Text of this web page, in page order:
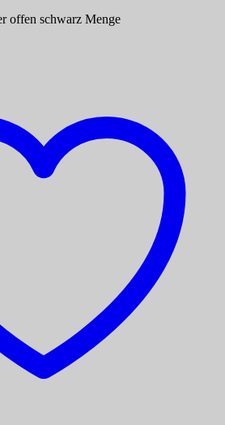
offen schwarz Menge